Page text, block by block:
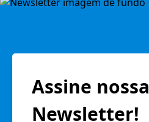
Assine nossa
Newsletter!